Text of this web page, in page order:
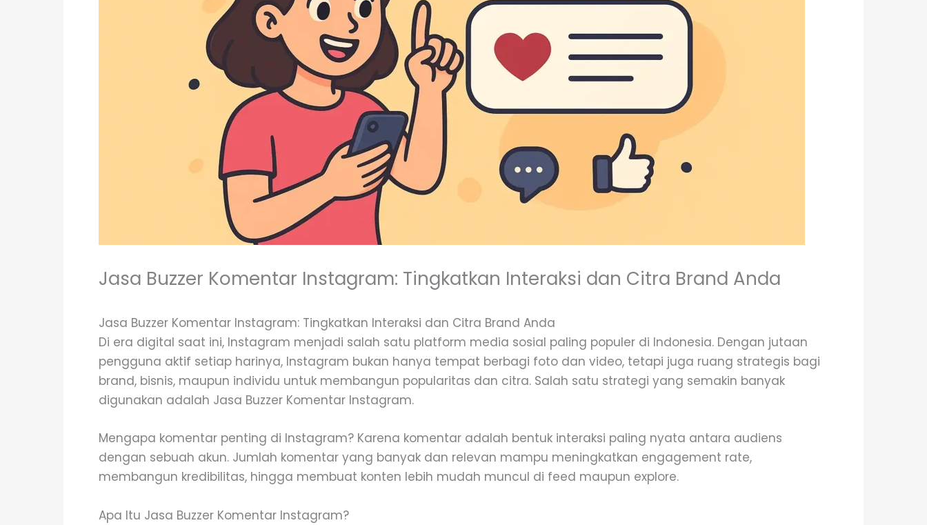
Jasa Buzzer Komentar Instagram: Tingkatkan Interaksi dan Citra Brand Anda
Jasa Buzzer Komentar Instagram: Tingkatkan Interaksi dan Citra Brand Anda
Di era digital saat ini, Instagram menjadi salah satu platform media sosial paling populer di Indonesia. Dengan jutaan
pengguna aktif setiap harinya, Instagram bukan hanya tempat berbagi foto dan video, tetapi juga ruang strategis bagi
brand, bisnis, maupun individu untuk membangun popularitas dan citra. Salah satu strategi yang semakin banyak
digunakan adalah Jasa Buzzer Komentar Instagram.
Mengapa komentar penting di Instagram? Karena komentar adalah bentuk interaksi paling nyata antara audiens
dengan sebuah akun. Jumlah komentar yang banyak dan relevan mampu meningkatkan engagement rate,
membangun kredibilitas, hingga membuat konten lebih mudah muncul di feed maupun explore.
Apa Itu Jasa Buzzer Komentar Instagram?